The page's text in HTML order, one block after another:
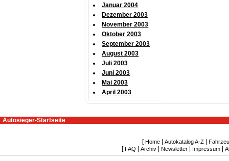
Januar 2004
Dezember 2003
November 2003
Oktober 2003
September 2003
August 2003
Juli 2003
Juni 2003
Mai 2003
April 2003
Autosieger-Startseite
[ Home Autokatalog A-Z
[ FAQ Archiv| Newsletter| Impressum|